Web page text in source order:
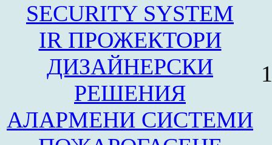
SECURITY SYSTEM
IR ПРОЖЕКТОРИ
ДИЗАЙНЕРСКИ
РЕШЕНИЯ
АЛАРМЕНИ СИСТЕМИ